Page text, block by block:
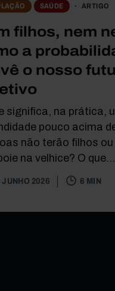
SAÚDE ARTIGO
filhos, nem
a
o nosso
significa, na prática,
pouco acima
não terão filhos
na velhice? O que...
JUNHO 2026 6 MIN